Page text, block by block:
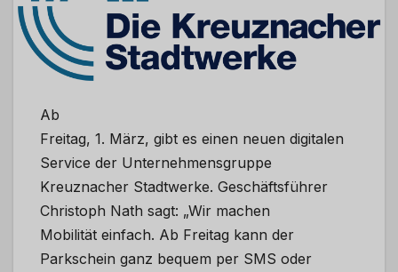
Ab
Freitag, 1. März, gibt es einen neuen digitalen
Service der Unternehmensgruppe
Kreuznacher Stadtwerke. Geschäftsführer
Christoph Nath sagt: „Wir machen
Mobilität einfach. Ab Freitag kann der
Parkschein ganz bequem per SMS oder